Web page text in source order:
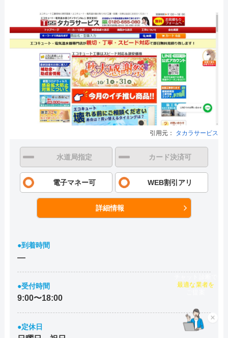
引用元： タカラサービス
水道局指定 カード決済可
電子マネー可 WEB割引アリ
詳細情報
●到着時間
―
●受付時間
9:00〜18:00
●定休日
×
最適な業者を